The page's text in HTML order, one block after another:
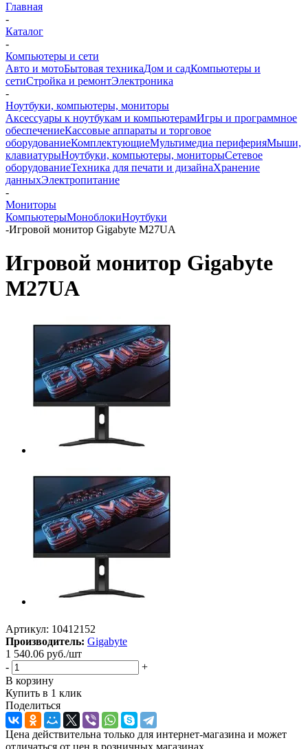
Главная
-
Каталог
-
Компьютеры и сети
Авто и мотоБытовая техникаДом и садКомпьютеры и
сетиСтройка и ремонтЭлектроника
-
Ноутбуки, компьютеры, мониторы
Аксессуары к ноутбукам и компьютерамИгры и программное
обеспечениеКассовые аппараты и торговое
оборудованиеКомплектующиеМультимедиа периферияМыши,
клавиатурыНоутбуки, компьютеры, мониторыСетевое
оборудованиеТехника для печати и дизайнаХранение
данныхЭлектропитание
-
Мониторы
КомпьютерыМоноблокиНоутбуки
-Игровой монитор Gigabyte M27UA
Игровой монитор Gigabyte
M27UA
Артикул: 10412152
Производитель: Gigabyte
1 540.06 руб./шт
-
+
В корзину
Купить в 1 клик
Поделиться
Цена действительна только для интернет-магазина и может
отличаться от цен в розничных магазинах